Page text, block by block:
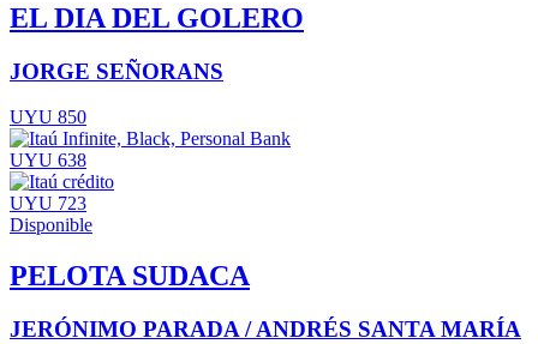
EL DIA DEL GOLERO
JORGE SEÑORANS
UYU 850
UYU 638
UYU 723
Disponible
PELOTA SUDACA
JERÓNIMO PARADA / ANDRÉS SANTA MARÍA